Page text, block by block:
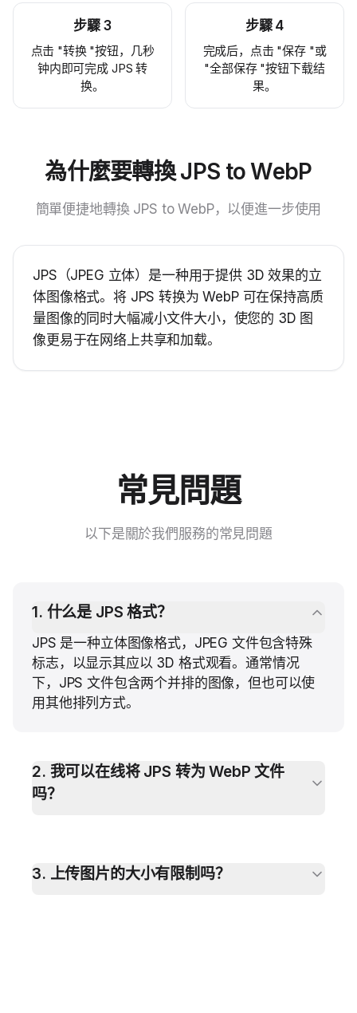
步驟 3
点击 "转换 "按钮，几秒
钟内即可完成 JPS 转
换。
步驟 4
完成后，点击 "保存 "或
"全部保存 "按钮下载结
果。
為什麼要轉換 JPS to WebP
簡單便捷地轉換 JPS to WebP，以便進一步使用
JPS（JPEG 立体）是一种用于提供 3D 效果的立
体图像格式。将 JPS 转换为 WebP 可在保持高质
量图像的同时大幅减小文件大小，使您的 3D 图
像更易于在网络上共享和加载。
常見問題
以下是關於我們服務的常見問題
1. 什么是 JPS 格式？
JPS 是一种立体图像格式，JPEG 文件包含特殊
标志，以显示其应以 3D 格式观看。通常情况
下，JPS 文件包含两个并排的图像，但也可以使
用其他排列方式。
2. 我可以在线将 JPS 转为 WebP 文件
吗？
3. 上传图片的大小有限制吗？